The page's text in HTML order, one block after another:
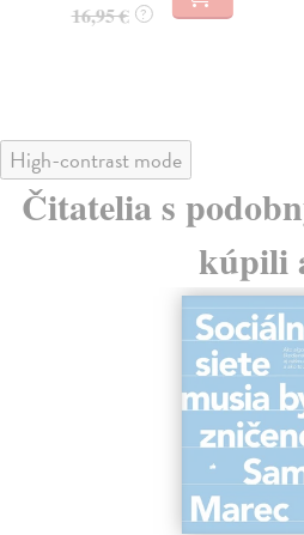
16,95 € ?
High-contrast mode
Čitatelia s
kúpili